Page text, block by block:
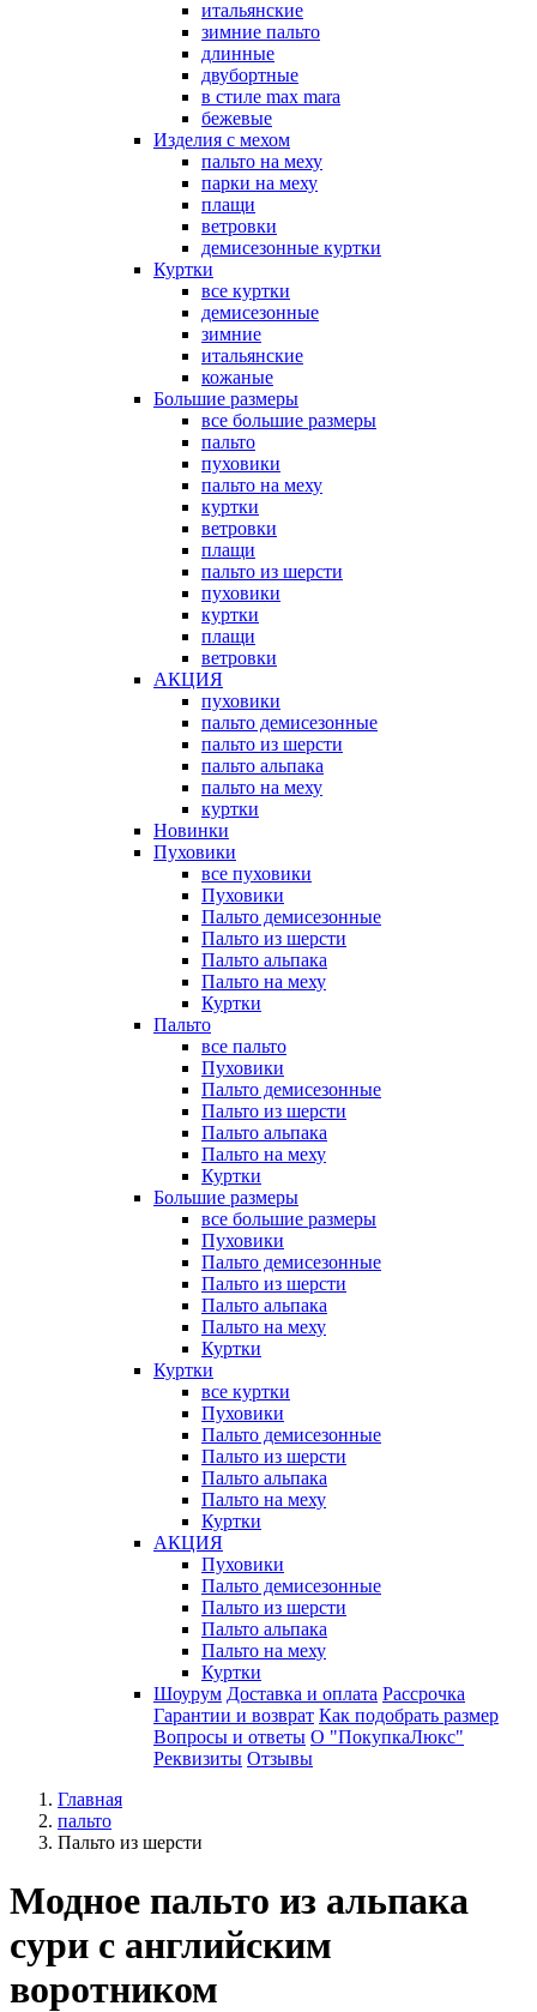
итальянские
зимние пальто
длинные
двубортные
в стиле max mara
бежевые
Изделия с мехом
пальто на меху
парки на меху
плащи
ветровки
демисезонные куртки
Куртки
все куртки
демисезонные
зимние
итальянские
кожаные
Большие размеры
все большие размеры
пальто
пуховики
пальто на меху
куртки
ветровки
плащи
пальто из шерсти
пуховики
куртки
плащи
ветровки
АКЦИЯ
пуховики
пальто демисезонные
пальто из шерсти
пальто альпака
пальто на меху
куртки
Новинки
Пуховики
все пуховики
Пуховики
Пальто демисезонные
Пальто из шерсти
Пальто альпака
Пальто на меху
Куртки
Пальто
все пальто
Пуховики
Пальто демисезонные
Пальто из шерсти
Пальто альпака
Пальто на меху
Куртки
Большие размеры
все большие размеры
Пуховики
Пальто демисезонные
Пальто из шерсти
Пальто альпака
Пальто на меху
Куртки
Куртки
все куртки
Пуховики
Пальто демисезонные
Пальто из шерсти
Пальто альпака
Пальто на меху
Куртки
АКЦИЯ
Пуховики
Пальто демисезонные
Пальто из шерсти
Пальто альпака
Пальто на меху
Куртки
Шоурум Доставка и оплата Рассрочка
Гарантии и возврат Как подобрать размер
Вопросы и ответы О "ПокупкаЛюкс"
Реквизиты Отзывы
Главная
пальто
Пальто из шерсти
Модное пальто из альпака
сури с английским
воротником